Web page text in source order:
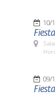
10/
09/